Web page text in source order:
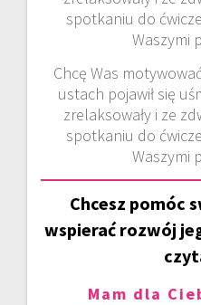
spotkaniu do
Waszymi
Chcę Was
ustach pojawił się
zrelaksowały i ze
spotkaniu do
Waszymi
Chcesz pomóc
wspierać rozwój
Mam dla